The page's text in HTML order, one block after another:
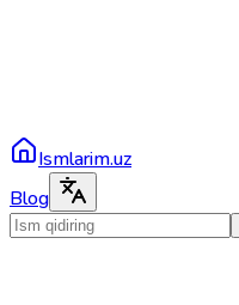
Ismlarim.uz
Blog